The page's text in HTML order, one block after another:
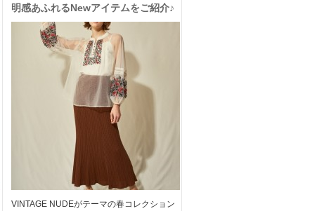
明感あふれるNewアイテムをご紹介♪
透け感やヌーディーカラーで洗練され
たレディに♥
VINTAGE NUDEがテーマの春コレクション